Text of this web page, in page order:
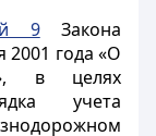
9Закона
2001 года «О
в целях
учета